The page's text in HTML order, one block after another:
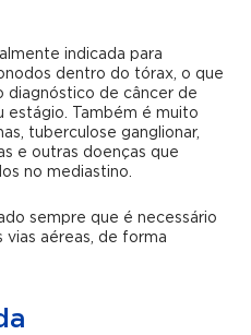
indicada para
dentro do tórax, o que
diagnóstico de câncer de
estágio. Também é muito
tuberculose ganglionar,
e outras doenças que
no mediastino.
sempre que é necessário
aéreas, de forma